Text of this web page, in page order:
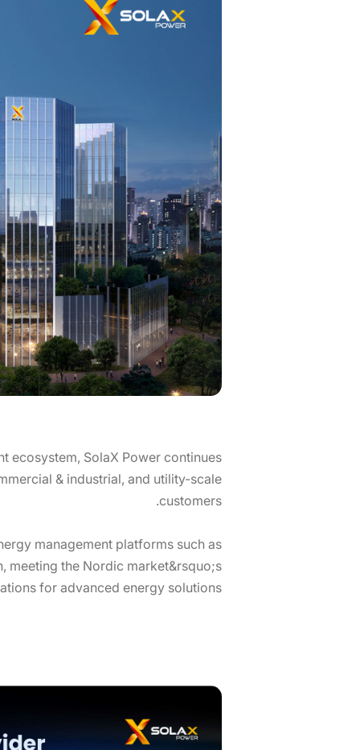
ecosystem, SolaX Power continues
& industrial, and utility-scale
customers.
management platforms such as
meeting the Nordic market&rsquo;s
for advanced energy solutions.